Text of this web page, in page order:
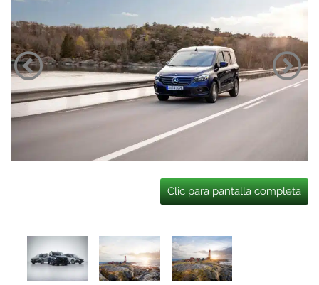
Clic para pantalla completa